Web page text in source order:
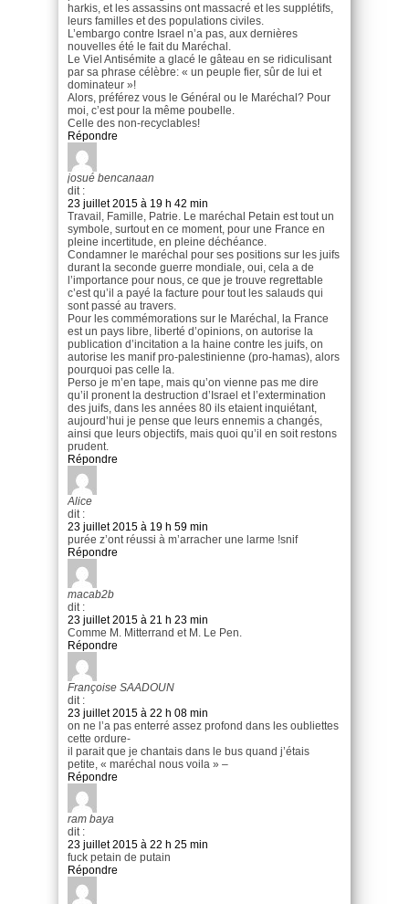
harkis, et les assassins ont massacré et les supplétifs,
leurs familles et des populations civiles.
L’embargo contre Israel n’a pas, aux dernières
nouvelles été le fait du Maréchal.
Le Viel Antisémite a glacé le gâteau en se ridiculisant
par sa phrase célèbre: « un peuple fier, sûr de lui et
dominateur »!
Alors, préférez vous le Général ou le Maréchal? Pour
moi, c’est pour la même poubelle.
Celle des non-recyclables!
Répondre
josué bencanaan
dit :
23 juillet 2015 à 19 h 42 min
Travail, Famille, Patrie. Le maréchal Petain est tout un
symbole, surtout en ce moment, pour une France en
pleine incertitude, en pleine déchéance.
Condamner le maréchal pour ses positions sur les juifs
durant la seconde guerre mondiale, oui, cela a de
l’importance pour nous, ce que je trouve regrettable
c’est qu’il a payé la facture pour tout les salauds qui
sont passé au travers.
Pour les commémorations sur le Maréchal, la France
est un pays libre, liberté d’opinions, on autorise la
publication d’incitation a la haine contre les juifs, on
autorise les manif pro-palestinienne (pro-hamas), alors
pourquoi pas celle la.
Perso je m’en tape, mais qu’on vienne pas me dire
qu’il pronent la destruction d’Israel et l’extermination
des juifs, dans les années 80 ils etaient inquiétant,
aujourd’hui je pense que leurs ennemis a changés,
ainsi que leurs objectifs, mais quoi qu’il en soit restons
prudent.
Répondre
Alice
dit :
23 juillet 2015 à 19 h 59 min
purée z’ont réussi à m’arracher une larme !snif
Répondre
macab2b
dit :
23 juillet 2015 à 21 h 23 min
Comme M. Mitterrand et M. Le Pen.
Répondre
Françoise SAADOUN
dit :
23 juillet 2015 à 22 h 08 min
on ne l’a pas enterré assez profond dans les oubliettes
cette ordure-
il parait que je chantais dans le bus quand j’étais
petite, « maréchal nous voila » –
Répondre
ram baya
dit :
23 juillet 2015 à 22 h 25 min
fuck petain de putain
Répondre